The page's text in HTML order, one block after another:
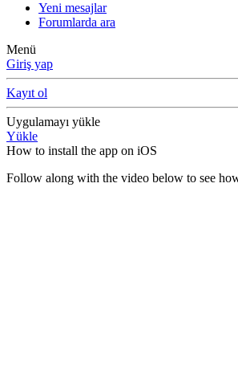
Yeni mesajlar
Forumlarda ara
Menü
Giriş yap
Kayıt ol
Uygulamayı yükle
Yükle
How to install the app on iOS
Follow along with the video below to see